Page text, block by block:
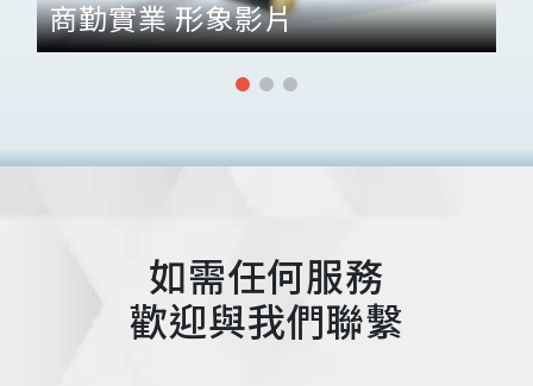
商勤實業 形象影片
如需任何服務
歡迎與我們聯繫